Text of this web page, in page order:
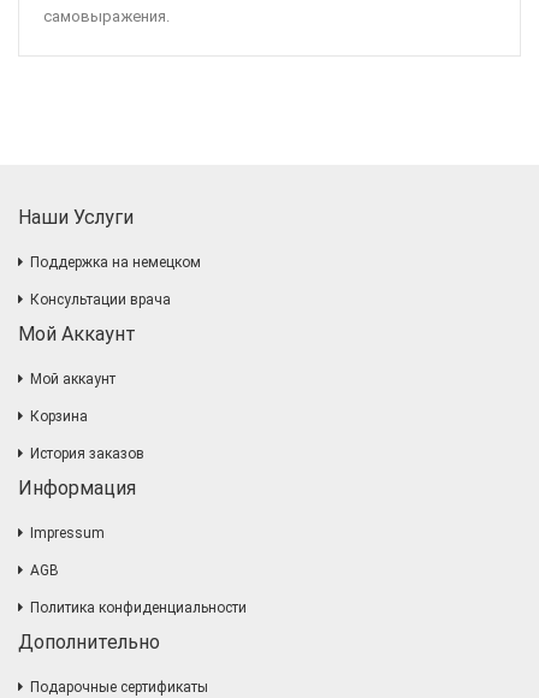
самовыражения.
Наши Услуги
Поддержка на немецком
Консультации врача
Мой Аккаунт
Мой аккаунт
Корзина
История заказов
Информация
Impressum
AGB
Политика конфиденциальности
Дополнительно
Подарочные сертификаты